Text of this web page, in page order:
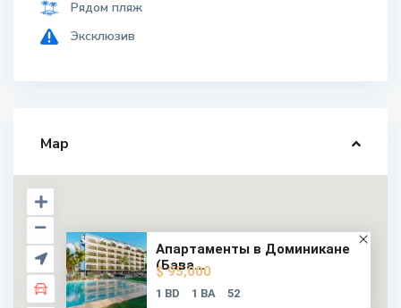
Рядом пляж
Эксклюзив
Map
Апартаменты в Доминикане
(Бава...
$ 95,000
1 BD 1 BA 52